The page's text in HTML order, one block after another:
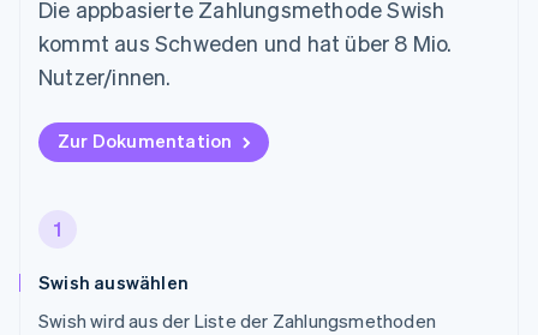
Die appbasierte Zahlungsmethode Swish
kommt aus Schweden und hat über 8 Mio.
Nutzer/innen.
Zur Dokumentation
1
Swish auswählen
Swish wird aus der Liste der Zahlungsmethoden